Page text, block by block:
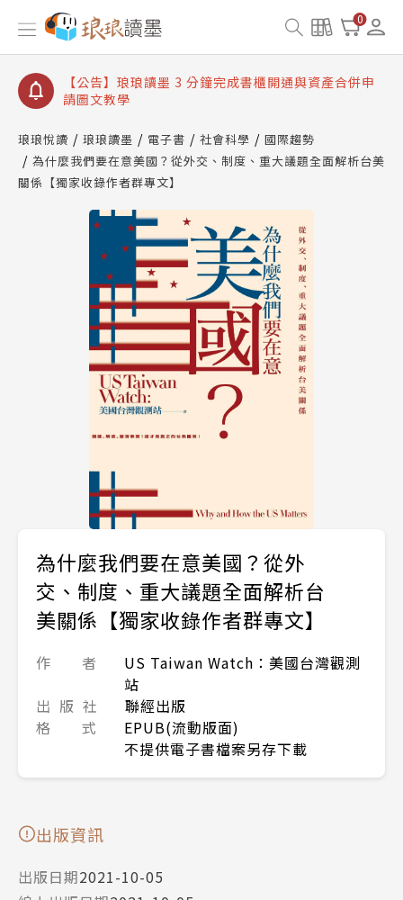
0
【公告】琅琅讀墨數位閱讀資產合併與書櫃開通申請
【公告】琅琅讀墨書櫃開通常見問題
【公告】琅琅讀墨 3 分鐘完成書櫃開通與資產合併申
請圖文教學
查詢
【公告】琅琅讀墨數位閱讀資產合併與書櫃開通申請
琅琅悅讀 琅琅讀墨 電子書 社會科學
國際趨勢
為什麼我們要在意美國？從外交、制度、重大議題全面解析台美
關係【獨家收錄作者群專文】
為什麼我們要在意美國？從外
交、制度、重大議題全面解析台
美關係【獨家收錄作者群專文】
作 者
US Taiwan Watch：美國台灣觀測
站
出 版 社
聯經出版
格 式
EPUB(流動版面)
不提供電子書檔案另存下載
出版資訊
出版日期2021-10-05